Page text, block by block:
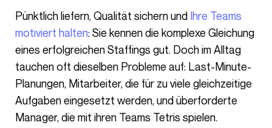
Pünktlich liefern, Qualität sichern und Ihre Teams
motiviert halten: Sie kennen die komplexe Gleichung
eines erfolgreichen Staffings gut. Doch im Alltag
tauchen oft dieselben Probleme auf: Last-Minute-
Planungen, Mitarbeiter, die für zu viele gleichzeitige
Aufgaben eingesetzt werden, und überforderte
Manager, die mit ihren Teams Tetris spielen.